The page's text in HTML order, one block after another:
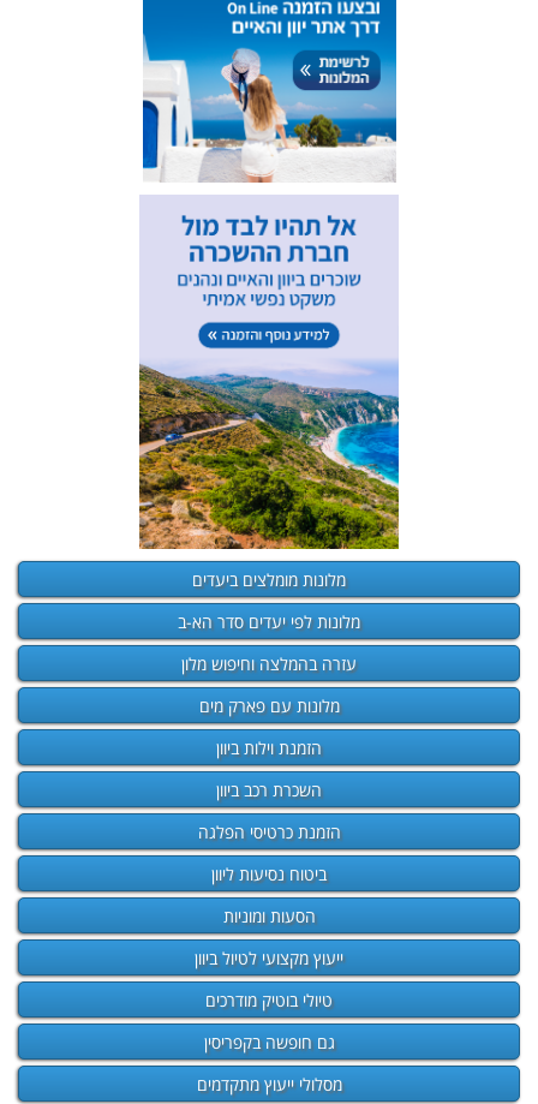
מלונות מומלצים ביעדים
מלונות לפי יעדים סדר הא-ב
עזרה בהמלצה וחיפוש מלון
מלונות עם פארק מים
הזמנת וילות ביוון
השכרת רכב ביוון
הזמנת כרטיסי הפלגה
ביטוח נסיעות ליוון
הסעות ומוניות
ייעוץ מקצועי לטיול ביוון
טיולי בוטיק מודרכים
גם חופשה בקפריסין
מסלולי ייעוץ מתקדמים